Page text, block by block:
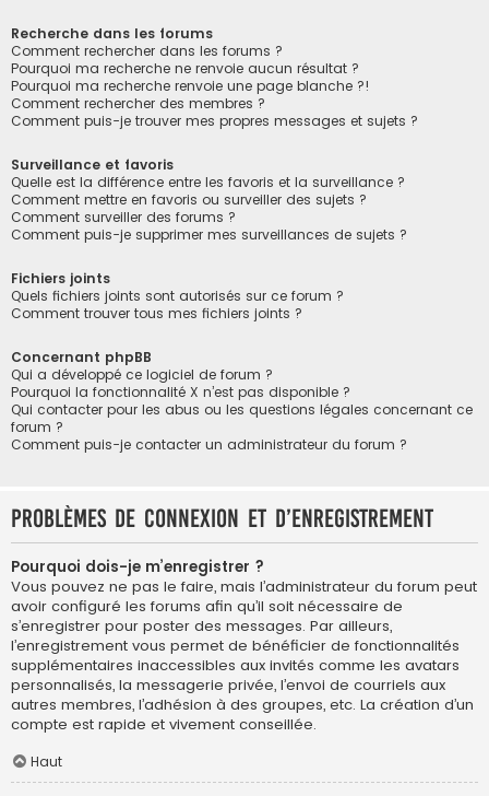
Recherche dans les forums
Comment rechercher dans les forums ?
Pourquoi ma recherche ne renvoie aucun résultat ?
Pourquoi ma recherche renvoie une page blanche ?!
Comment rechercher des membres ?
Comment puis-je trouver mes propres messages et sujets ?
Surveillance et favoris
Quelle est la différence entre les favoris et la surveillance ?
Comment mettre en favoris ou surveiller des sujets ?
Comment surveiller des forums ?
Comment puis-je supprimer mes surveillances de sujets ?
Fichiers joints
Quels fichiers joints sont autorisés sur ce forum ?
Comment trouver tous mes fichiers joints ?
Concernant phpBB
Qui a développé ce logiciel de forum ?
Pourquoi la fonctionnalité X n’est pas disponible ?
Qui contacter pour les abus ou les questions légales concernant ce
forum ?
Comment puis-je contacter un administrateur du forum ?
Problèmes de connexion et d’enregistrement
Pourquoi dois-je m’enregistrer ?
Vous pouvez ne pas le faire, mais l’administrateur du forum peut
avoir configuré les forums afin qu’il soit nécessaire de
s’enregistrer pour poster des messages. Par ailleurs,
l’enregistrement vous permet de bénéficier de fonctionnalités
supplémentaires inaccessibles aux invités comme les avatars
personnalisés, la messagerie privée, l’envoi de courriels aux
autres membres, l’adhésion à des groupes, etc. La création d’un
compte est rapide et vivement conseillée.
Haut